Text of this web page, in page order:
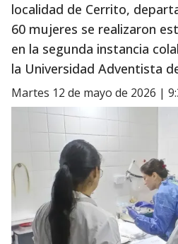
localidad de Cerrito,
60 mujeres se realizaron
en la segunda instancia
la Universidad Adventista
martes 12 de mayo de 2026 |